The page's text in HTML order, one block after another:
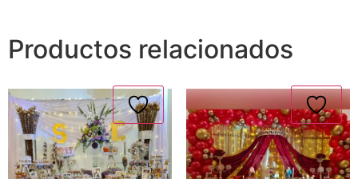
Productos relacionados